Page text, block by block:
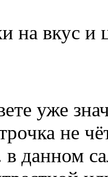
на вкус и
уже
не
данном